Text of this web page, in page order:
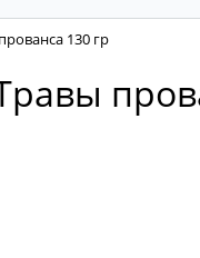
130 гр